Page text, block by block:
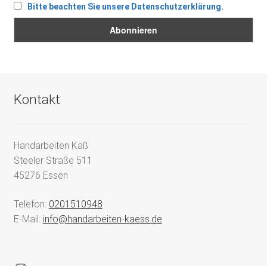
Bitte beachten Sie unsere Datenschutzerklärung.
Kontakt
Handarbeiten Käß
Steeler Straße 511
45276 Essen
Telefon: 0201510948
E-Mail: info@handarbeiten-kaess.de